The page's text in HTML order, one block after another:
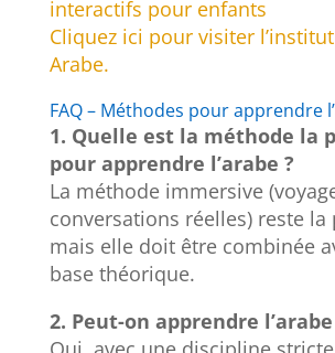
interactifs pour enfants
Cliquez ici pour visiter
Arabe.
FAQ – Méthodes pour apprendre
1. Quelle est la méthode la
pour apprendre l’arabe ?
La méthode immersive
conversations réelles) reste la
mais elle doit être combinée
base théorique.
2. Peut-on apprendre